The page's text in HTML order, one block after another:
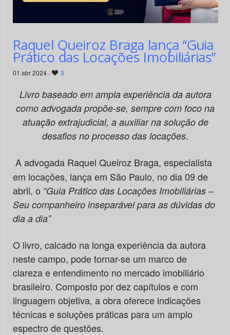
Raquel Queiroz Braga lança “Guia
Prático das Locações Imobiliárias”
01 abr 2024 · 3
Livro baseado em ampla experiência da autora
como advogada propõe-se, sempre com foco na
atuação extrajudicial, a auxiliar na solução de
desafios no processo das locações.
A advogada Raquel Queiroz Braga, especialista
em locações, lança em São Paulo, no dia 09 de
abril, o “Guia Prático das Locações Imobiliárias –
Seu companheiro inseparável para as dúvidas do
dia a dia”
O livro, calcado na longa experiência da autora
neste campo, pode tornar-se um marco de
clareza e entendimento no mercado imobiliário
brasileiro. Composto por dez capítulos e com
linguagem objetiva, a obra oferece indicações
técnicas e soluções práticas para um amplo
espectro de questões.